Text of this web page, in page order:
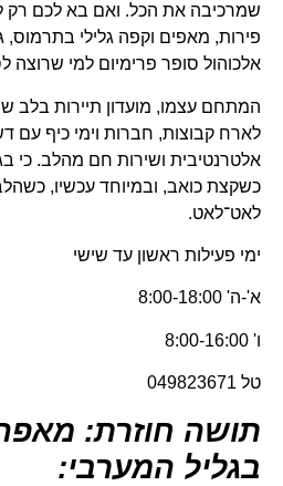
שמרכיבה את הכל. ואם בא לכם רק
פירות, מאפים וקפה גלילי בתרמוס,
אלכוהול סופר פרימיום למי שרוצה
המתחם עצמו, מועדון תיירות בלב
לארח קבוצות, חברות וימי כיף עם
אלטרנטיבית ושירות חם מהלב. כי
כשקצת כואב, ובמיוחד עכשיו, כשהלב
לאט־לאט.
ימי פעילות ראשון עד שישי
א'-ה' 8:00-18:00
טל 049823671
תושה חוזרת:
בגליל המערבי: